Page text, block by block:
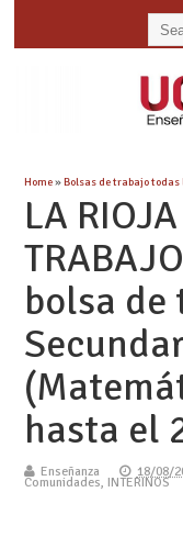
Home»Bolsas de trabajo
LA
bolsa de
hasta el
Enseñanza 18/08/
Comunidades, INTERINOS